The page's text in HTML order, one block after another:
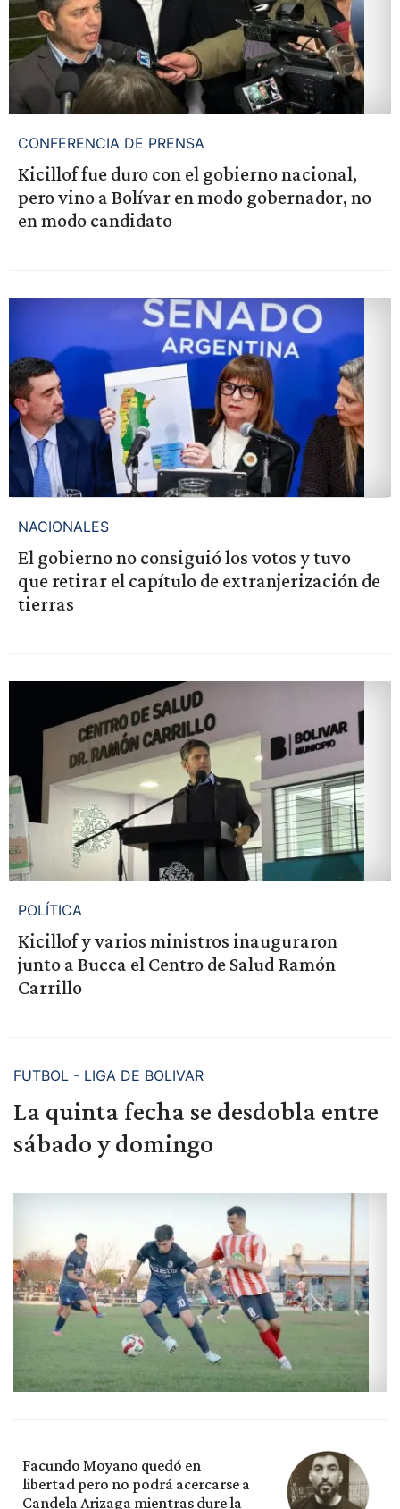
CONFERENCIA DE PRENSA
Kicillof fue duro con el gobierno nacional,
pero vino a Bolívar en modo gobernador, no
en modo candidato
NACIONALES
El gobierno no consiguió los votos y tuvo
que retirar el capítulo de extranjerización de
tierras
POLÍTICA
Kicillof y varios ministros inauguraron
junto a Bucca el Centro de Salud Ramón
Carrillo
FUTBOL - LIGA DE BOLIVAR
La quinta fecha se desdobla entre
sábado y domingo
Facundo Moyano quedó en
libertad pero no podrá acercarse a
Candela Arizaga mientras dure la